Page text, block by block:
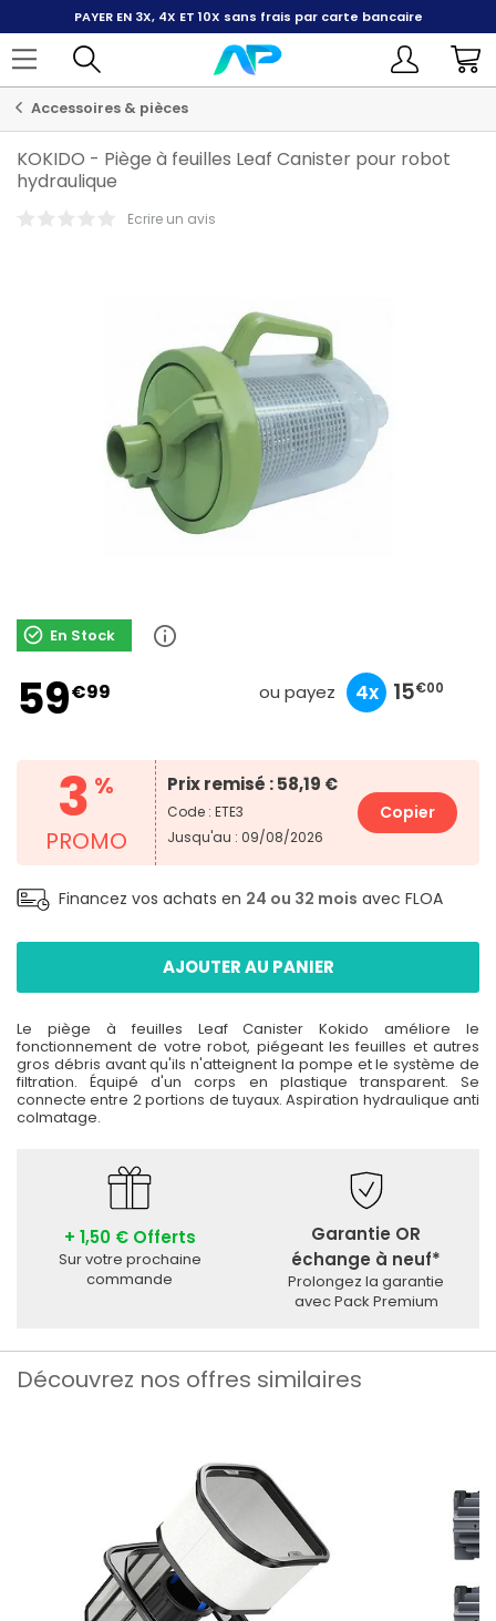
PAYER EN 3X, 4X ET 10X sans frais par carte bancaire
Accessoires & pièces
KOKIDO - Piège à feuilles Leaf Canister pour robot
hydraulique
Ecrire un avis
En Stock
59€99 ou payez
20€00 4x 15€00
6€00
3 %
PROMO
Prix remisé : 58,19 €
Code : ETE3
Jusqu'au : 09/08/2026
Copier
Financez vos achats en 24 ou 32 mois avec FLOA
AJOUTER AU PANIER
Le piège à feuilles Leaf Canister Kokido améliore le
fonctionnement de votre robot, piégeant les feuilles et autres
gros débris avant qu'ils n'atteignent la pompe et le système de
filtration. Équipé d'un corps en plastique transparent. Se
connecte entre 2 portions de tuyaux. Aspiration hydraulique anti
colmatage.
+ 1,50 € Offerts
Sur votre prochaine
commande
Garantie OR
échange à neuf*
Prolongez la garantie
avec Pack Premium
Découvrez nos offres similaires